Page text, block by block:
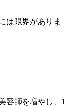
は限界がありま
容師を増やし、1